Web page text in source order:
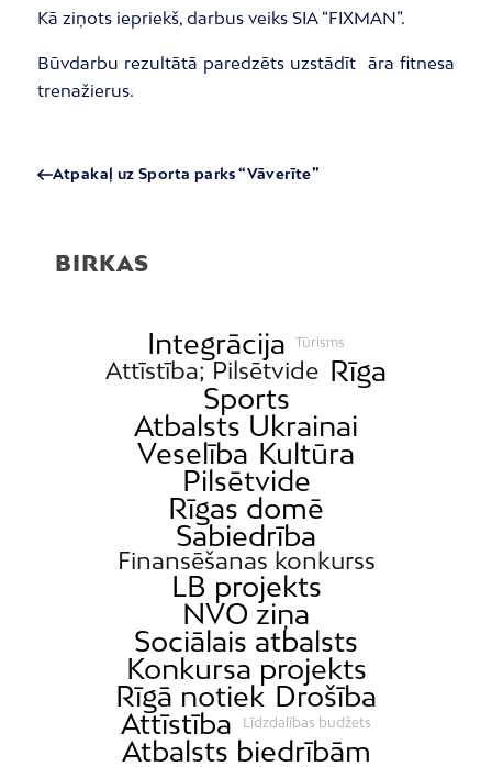
Kā ziņots iepriekš, darbus veiks SIA “FIXMAN”.
Būvdarbu rezultātā paredzēts uzstādīt āra fitnesa
trenažierus.
Atpakaļ uz Sporta parks “Vāverīte”
BIRKAS
Integrācija Tūrisms
Attīstība; Pilsētvide Rīga
Sports
Atbalsts Ukrainai
Veselība Kultūra
Pilsētvide
Rīgas domē
Sabiedrība
Finansēšanas konkurss
LB projekts
NVO ziņa
Sociālais atbalsts
Konkursa projekts
Rīgā notiek Drošība
Attīstība
Līdzdalības budžets
Atbalsts biedrībām